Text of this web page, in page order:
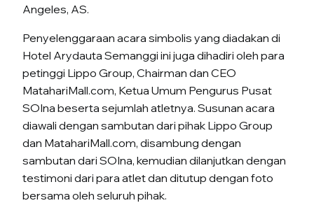
Angeles, AS.
Penyelenggaraan acara simbolis yang diadakan di
Hotel Arydauta Semanggi ini juga dihadiri oleh para
petinggi Lippo Group, Chairman dan CEO
MatahariMall.com, Ketua Umum Pengurus Pusat
SOIna beserta sejumlah atletnya. Susunan acara
diawali dengan sambutan dari pihak Lippo Group
dan MatahariMall.com, disambung dengan
sambutan dari SOIna, kemudian dilanjutkan dengan
testimoni dari para atlet dan ditutup dengan foto
bersama oleh seluruh pihak.